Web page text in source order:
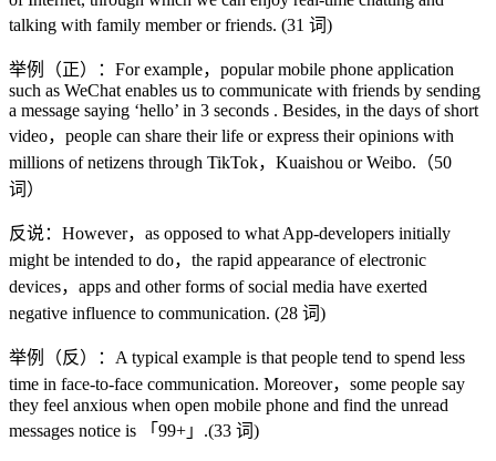
talking with family member or friends. (31 词)
举例（正）：For example，popular mobile phone application
such as WeChat enables us to communicate with friends by sending
a message saying ‘hello’ in 3 seconds . Besides, in the days of short
video，people can share their life or express their opinions with
millions of netizens through TikTok，Kuaishou or Weibo.（50
词）
反说：However，as opposed to what App-developers initially
might be intended to do，the rapid appearance of electronic
devices，apps and other forms of social media have exerted
negative influence to communication. (28 词)
举例（反）：A typical example is that people tend to spend less
time in face-to-face communication. Moreover，some people say
they feel anxious when open mobile phone and find the unread
messages notice is 「99+」.(33 词)